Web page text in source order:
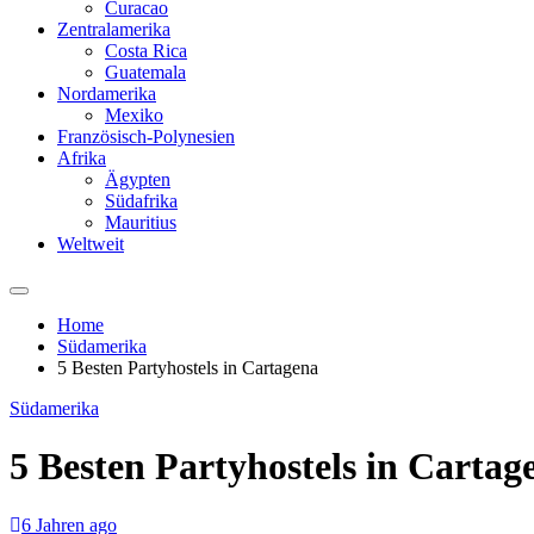
Curacao
Zentralamerika
Costa Rica
Guatemala
Nordamerika
Mexiko
Französisch-Polynesien
Afrika
Ägypten
Südafrika
Mauritius
Weltweit
Home
Südamerika
5 Besten Partyhostels in Cartagena
Südamerika
5 Besten Partyhostels in
6 Jahren ago